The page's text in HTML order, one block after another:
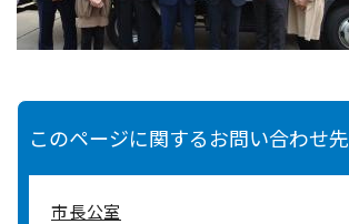
このページに関するお問い合わせ先
市長公室